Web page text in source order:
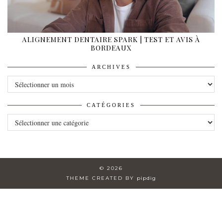
ALIGNEMENT DENTAIRE SPARK | TEST ET AVIS À
BORDEAUX
ARCHIVES
ARCHIVES
CATÉGORIES
CATÉGORIES
© 2026
THEME CREATED BY
pipdig